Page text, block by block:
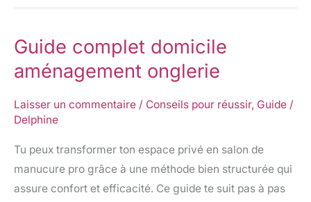
Guide complet domicile
aménagement onglerie
Laisser un commentaire / Conseils pour réussir, Guide /
Delphine
Tu peux transformer ton espace privé en salon de
manucure pro grâce à une méthode bien structurée qui
assure confort et efficacité. Ce guide te suit pas à pas
Guide
complet
domicile
aménagement
onglerie